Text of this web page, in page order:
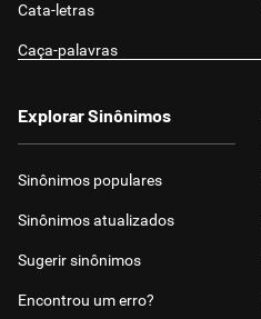
Cata-letras
Caça-palavras
Explorar Sinônimos
Sinônimos populares
Sinônimos atualizados
Sugerir sinônimos
Encontrou um erro?